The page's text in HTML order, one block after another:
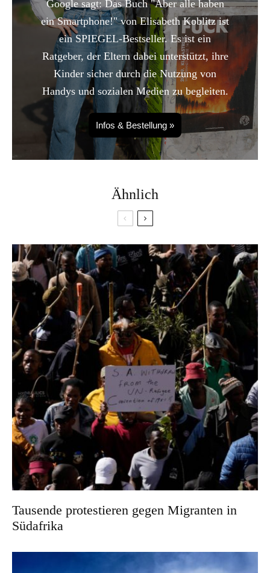
Google sagt: Das Buch "Aber alle haben
ein Smartphone!" von Elisabeth Koblitz ist
ein SPIEGEL-Bestseller. Es ist ein
Ratgeber, der Eltern dabei unterstützt, ihre
Kinder sicher durch die Nutzung von
Handys und sozialen Medien zu begleiten.
Infos & Bestellung »
Ähnlich
Tausende protestieren gegen Migranten in
Südafrika